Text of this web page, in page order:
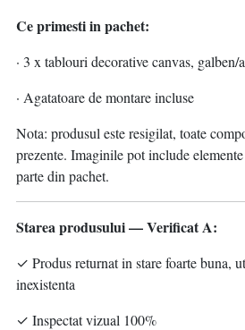
Ce primesti in pachet:
· 3 x tablouri decorative canvas,
· Agatatoare de montare incluse
Nota: produsul este resigilat, toate
prezente. Imaginile pot include
parte din pachet.
Starea produsului — Verificat A:
✓ Produs returnat in stare foarte buna,
inexistenta
✓ Inspectat vizual 100%